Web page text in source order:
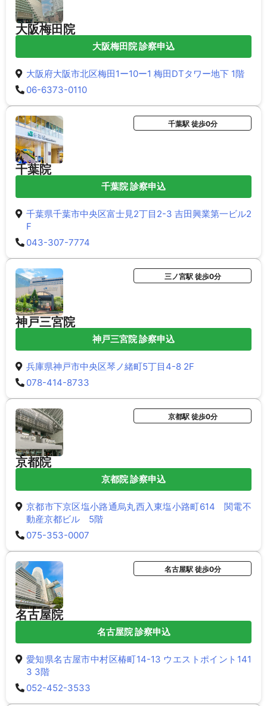
大阪梅田院
大阪梅田院 診察申込
大阪府大阪市北区梅田1ー10ー1 梅田DTタワー地下 1階
06-6373-0110
千葉院
千葉駅 徒歩0分
千葉院 診察申込
千葉県千葉市中央区富士見2丁目2-3 吉田興業第一ビル2
F
043-307-7774
神戸三宮院
三ノ宮駅 徒歩0分
神戸三宮院 診察申込
兵庫県神戸市中央区琴ノ緒町5丁目4-8 2F
078-414-8733
京都院
京都駅 徒歩0分
京都院 診察申込
京都市下京区塩小路通烏丸西入東塩小路町614 関電不
動産京都ビル 5階
075-353-0007
名古屋院
名古屋駅 徒歩0分
名古屋院 診察申込
愛知県名古屋市中村区椿町14-13 ウエストポイント141
3 3階
052-452-3533